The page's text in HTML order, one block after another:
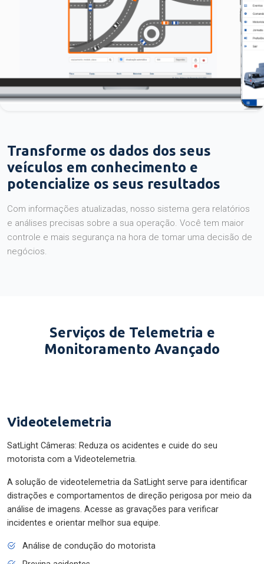
Transforme os dados dos seus
veículos em conhecimento e
potencialize os seus resultados
Com informações atualizadas, nosso sistema gera relatórios
e análises precisas sobre a sua operação. Você tem maior
controle e mais segurança na hora de tomar uma decisão de
negócios.
Serviços de Telemetria e
Monitoramento Avançado
Videotelemetria
SatLight Câmeras: Reduza os acidentes e cuide do seu
motorista com a Videotelemetria.
A solução de videotelemetria da SatLight serve para identificar
distrações e comportamentos de direção perigosa por meio da
análise de imagens. Acesse as gravações para verificar
incidentes e orientar melhor sua equipe.
Análise de condução do motorista